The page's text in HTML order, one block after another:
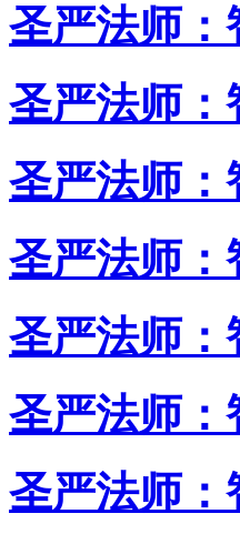
圣严法师：
圣严法师：
圣严法师：
圣严法师：
圣严法师：
圣严法师：
圣严法师：